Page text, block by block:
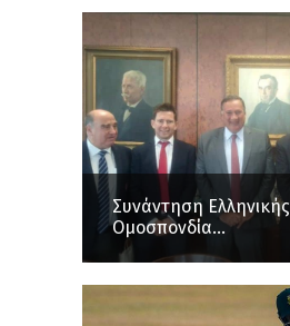
Συνάντηση Ελληνικής
Ομοσπονδία...